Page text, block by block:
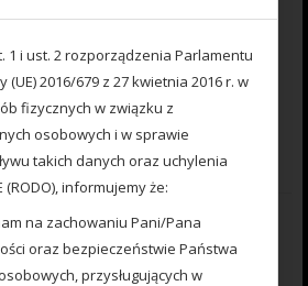
Nr.1 (5 szt.)
koszyka
1 i ust. 2 rozporządzenia Parlamentu
(UE) 2016/679 z 27 kwietnia 2016 r. w
fizycznych w związku z
osobowych i w sprawie
takich danych oraz uchylenia
informujemy że:
na zachowaniu Pani/Pana
oraz bezpieczeństwie Państwa
przysługujących w